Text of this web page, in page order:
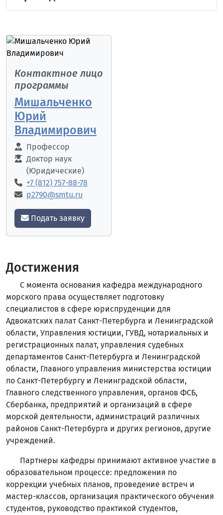
Контактное лицо
программы
Мишальченко
Юрий
Владимирович
Профессор
Доктор наук
(Юридические)
+7 (812) 757-88-78
p2790@smtu.ru
Подать заявку
Достижения
С момента основания кафедра международного
морского права осуществляет подготовку
специалистов в сфере юриспруденции для
Адвокатских палат Санкт-Петербурга и Ленинградской
области, Управления юстиции, ГУВД, нотариальных и
регистрационных палат, управления судебных
департаментов Санкт-Петербурга и Ленинградской
области, Главного управления министерства юстиции
по Санкт-Петербургу и Ленинградской области,
Главного следственного управления, органов ФСБ,
Сбербанка, предприятий и организаций в сфере
морской деятельности, администраций различных
районов Санкт-Петербурга и других регионов, другие
учреждений.
Партнеры кафедры принимают активное участие в
образовательном процессе: предложения по
коррекции учебных планов, проведение встреч и
мастер-классов, организация практического обучения
студентов, руководство практикой студентов,